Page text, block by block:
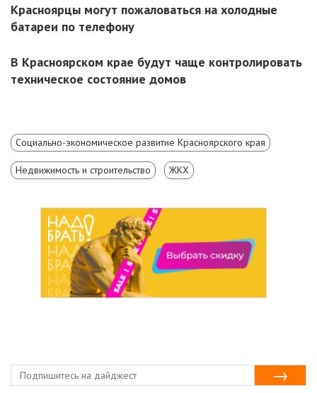
Красноярцы могут пожаловаться на холодные
батареи по телефону
В Красноярском крае будут чаще контролировать
техническое состояние домов
Социально-экономическое развитие Красноярского края
Недвижимость и строительство ЖКХ